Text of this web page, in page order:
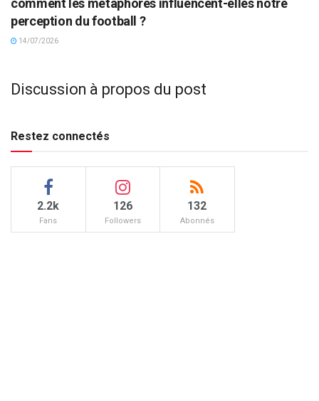
comment les métaphores influencent-elles notre
perception du football ?
14/07/2026
Discussion à propos du post
Restez connectés
2.2k
Fans
126
Followers
132
Abonnés